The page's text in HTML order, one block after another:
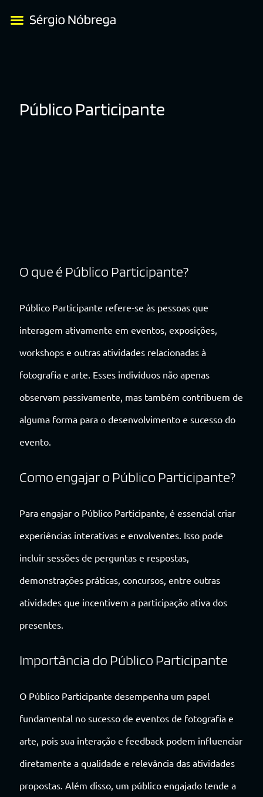
Público Participante
O que é Público Participante?
Público Participante refere-se às pessoas que
interagem ativamente em eventos, exposições,
workshops e outras atividades relacionadas à
fotografia e arte. Esses indivíduos não apenas
observam passivamente, mas também contribuem de
alguma forma para o desenvolvimento e sucesso do
evento.
Como engajar o Público Participante?
Para engajar o Público Participante, é essencial criar
experiências interativas e envolventes. Isso pode
incluir sessões de perguntas e respostas,
demonstrações práticas, concursos, entre outras
atividades que incentivem a participação ativa dos
presentes.
Importância do Público Participante
O Público Participante desempenha um papel
fundamental no sucesso de eventos de fotografia e
arte, pois sua interação e feedback podem influenciar
diretamente a qualidade e relevância das atividades
propostas. Além disso, um público engajado tende a